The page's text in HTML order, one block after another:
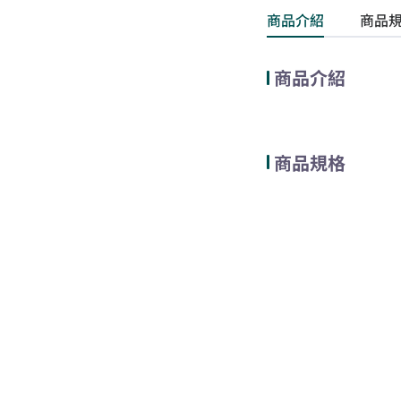
商品介紹 商品
商品介紹
商品規格